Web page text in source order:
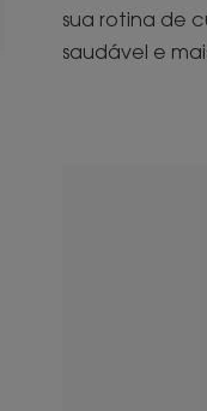
sua rotina de
saudável e